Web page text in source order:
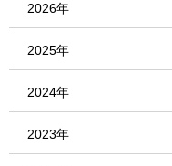
2026年
2025年
2024年
2023年